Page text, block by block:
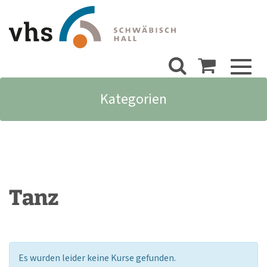
Kategorien
Tanz
Es wurden leider keine Kurse gefunden.